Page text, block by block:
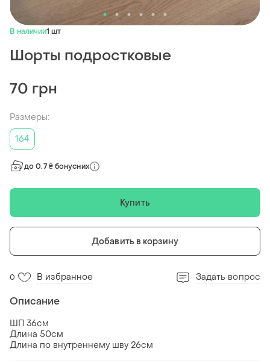
В наличии1 шт
Шорты подростковые
70 грн
Размеры:
164
до 0.7 ₴ бонусних
Купить
Добавить в корзину
0 В избранное Задать вопрос
Описание
ШП 36см
Длина 50см
Длина по внутреннему шву 26см